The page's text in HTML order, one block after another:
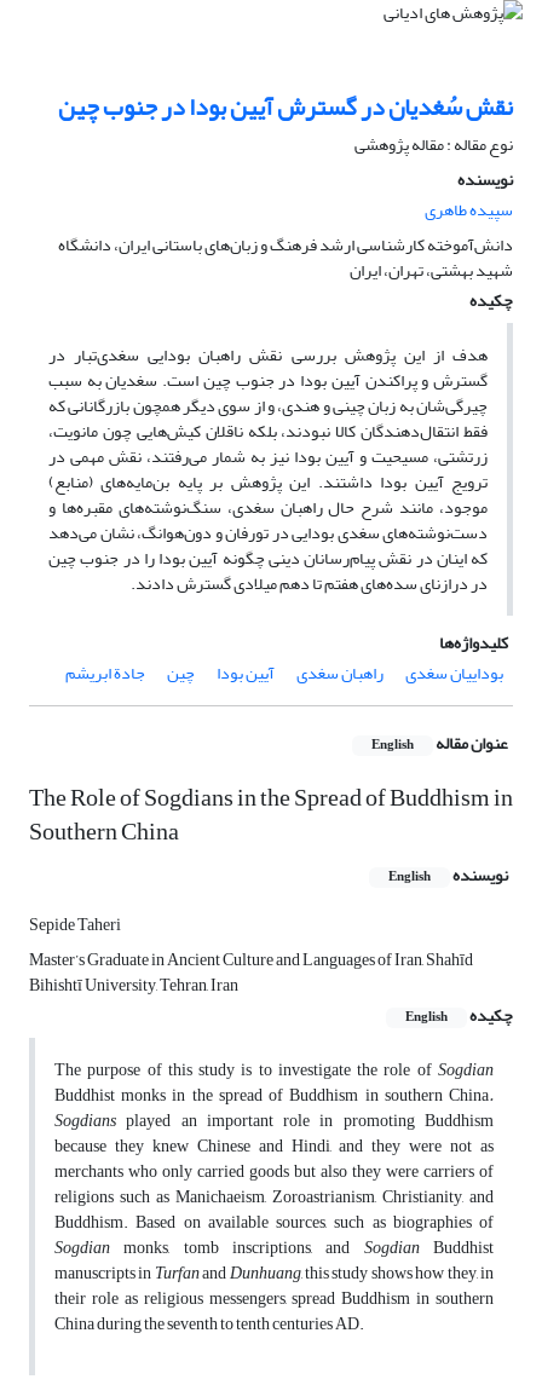
نقش سُغدیان در گسترش آیین بودا در جنوب چین
نوع مقاله : مقاله پژوهشی
نویسنده
سپیده طاهری
دانش‌آموخته کارشناسی ارشد فرهنگ و زبان‌های باستانی ایران، دانشگاه
شهید بهشتی، تهران، ایران
چکیده
هدف از این پژوهش بررسی نقش راهبان بودایی سغدی‌تبار در
گسترش و پراکندن آیین ‌بودا در جنوب چین است. سغدیان به سبب
چیرگی‌شان به زبان چینی و هندی، و از سوی دیگر همچون بازرگانانی که
فقط انتقال‌دهندگان کالا نبودند، بلکه ناقلان کیش‌هایی چون مانویت،
زرتشتی، مسیحیت و آیین بودا نیز به شمار می‌رفتند، نقش مهمی در
ترویج آیین بودا داشتند. این پژوهش بر پایه بن‌مایه‌های (منابع)
موجود، مانند شرح حال راهبان سغدی، سنگ‌نوشته‌های مقبره‌ها و
دست‌نوشته‌های سغدی بودایی در تورفان و دون‌هوانگ، نشان می‌دهد
که اینان در نقش پیام‌رسانان دینی چگونه آیین بودا را در جنوب چین
در درازنای سده‌های هفتم تا دهم میلادی گسترش دادند.
کلیدواژه‌ها
بوداییان سغدی
راهبان سغدی آیین بودا چین جادة ابریشم
عنوان مقاله English
The Role of Sogdians in the Spread of Buddhism in
Southern China
نویسنده English
Sepide Taheri
Master’s Graduate in Ancient Culture and Languages of Iran, Shahīd
Bihishtī University, Tehran, Iran
چکیده
English
The purpose of this study is to investigate the role ofSogdian
Buddhist monks in the spread of Buddhism in southern China.
Sogdians played an important role in promoting Buddhism
because they knew Chinese and Hindi, and they were not as
merchants who only carried goods but also they were carriers of
religions such as Manichaeism, Zoroastrianism, Christianity, and
Buddhism. Based on available sources, such as biographies of
Sogdian monks, tomb inscriptions, and SogdianBuddhist
manuscripts inTurfanandDunhuang, this study shows how they, in
their role as religious messengers, spread Buddhism in southern
China during the seventh to tenth centuries AD.